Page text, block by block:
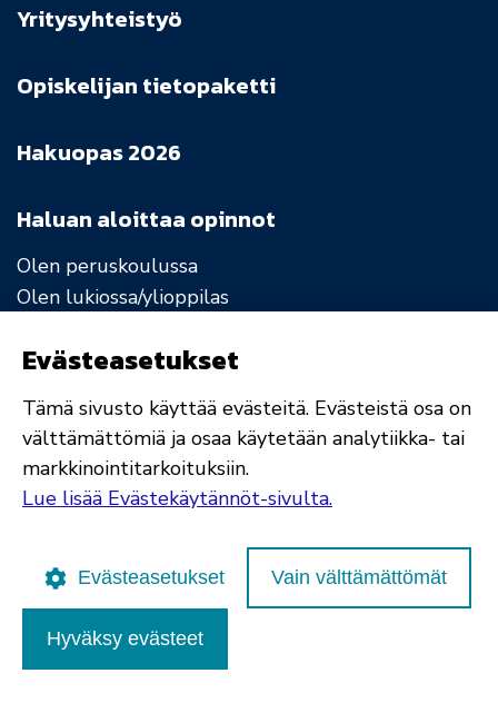
Haluan aloittaa opinnot
Olen peruskoulussa
Olen lukiossa/ylioppilas
Haluan uuden ammatin
Olen työtön
Olen työssä ja haluan pätevyyden alalle
Tietopaketti opoille ja muille ohjaustyötä
Tietopaketti huoltajille
Yritysyhteistyö
Opiskelijan tietopaketti
Hakuopas 2026
Evästeasetukset
Tämä sivusto käyttää evästeitä. Evästeistä osa on
välttämättömiä ja osaa käytetään analytiikka- tai
markkinointitarkoituksiin.
Lue lisää Evästekäytännöt-sivulta.
Evästeasetukset Vain välttämättömät
Hyväksy evästeet